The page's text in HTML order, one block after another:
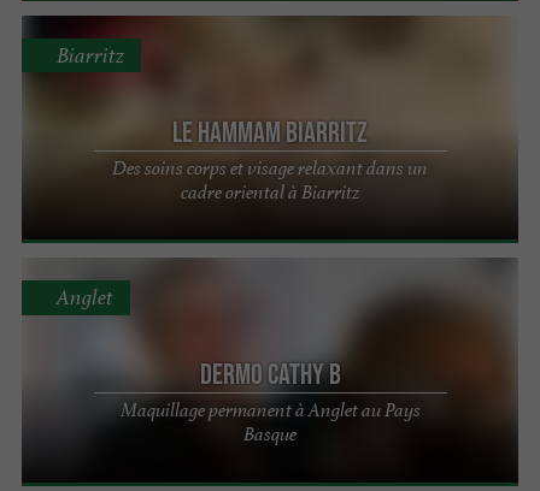
Le Hammam Biarritz
Des soins corps et visage relaxant dans un
cadre oriental à Biarritz
Biarritz
DERMO CATHY B
Maquillage permanent à Anglet au Pays
Basque
Anglet